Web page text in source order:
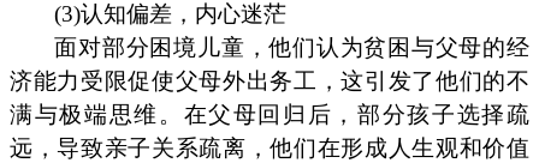
(3)认知偏差，内心迷茫
面对部分困境儿童，他们认为贫困与父母的经
济能力受限促使父母外出务工，这引发了他们的不
满与极端思维。在父母回归后，部分孩子选择疏
远，导致亲子关系疏离，他们在形成人生观和价值